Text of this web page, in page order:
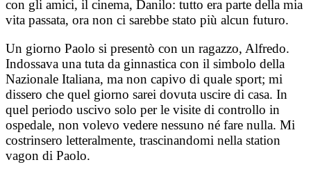
con gli amici, il cinema, Danilo: tutto era parte della mia
vita passata, ora non ci sarebbe stato più alcun futuro.
Un giorno Paolo si presentò con un ragazzo, Alfredo.
Indossava una tuta da ginnastica con il simbolo della
Nazionale Italiana, ma non capivo di quale sport; mi
dissero che quel giorno sarei dovuta uscire di casa. In
quel periodo uscivo solo per le visite di controllo in
ospedale, non volevo vedere nessuno né fare nulla. Mi
costrinsero letteralmente, trascinandomi nella station
vagon di Paolo.